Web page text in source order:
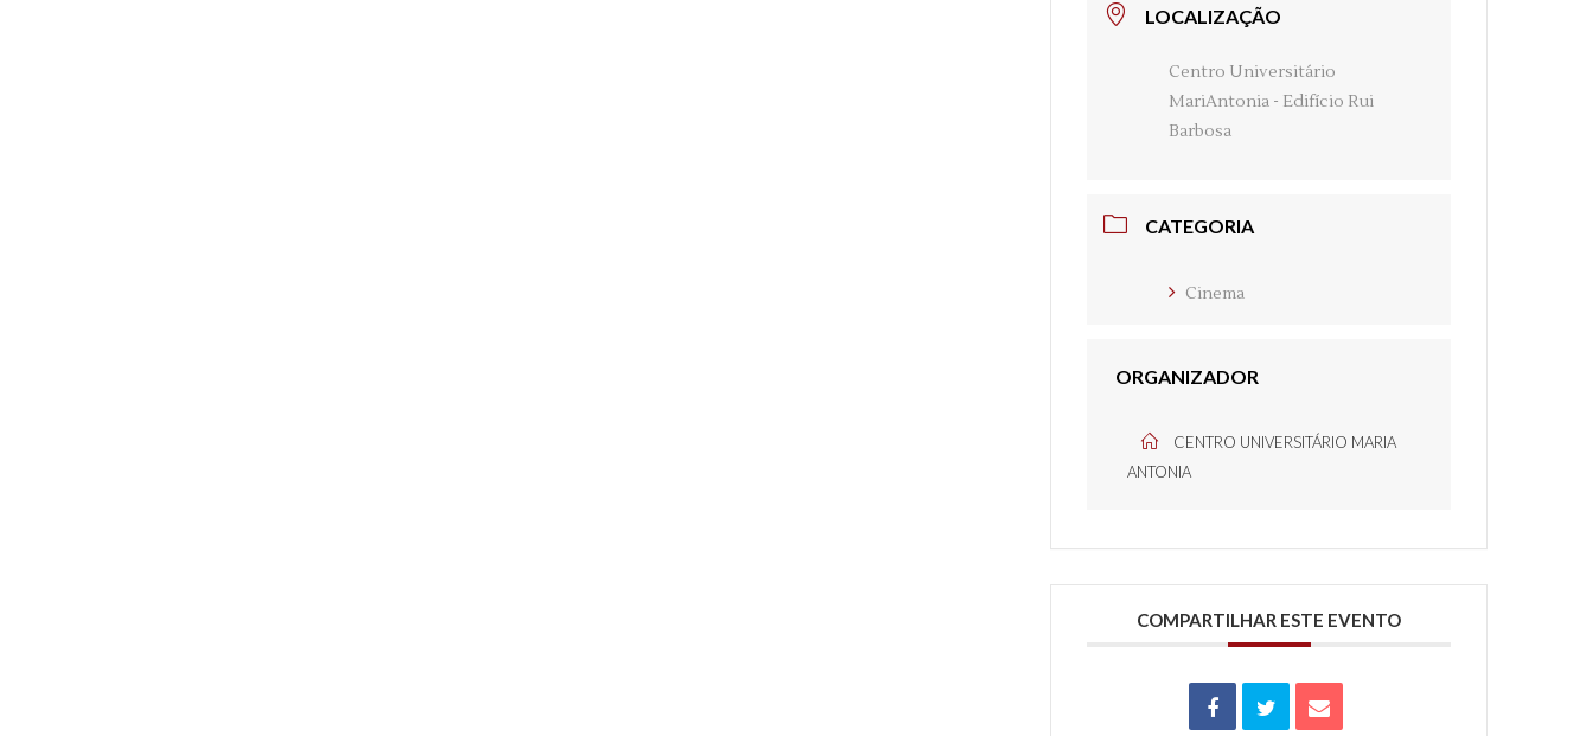
LOCALIZAÇÃO
Centro Universitário
MariAntonia - Edifício Rui
Barbosa
CATEGORIA
Cinema
ORGANIZADOR
CENTRO UNIVERSITÁRIO MARIA
ANTONIA
COMPARTILHAR ESTE EVENTO